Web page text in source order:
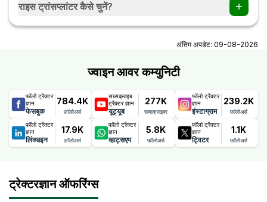
राइस ट्रांसप्लांटर कैसे चुनें?
मशीन चुनते समय खेत का आकार, कतारों के बीच की दूरी, रोपाई की गहराई, पौधों
की किस्म और आपका बजट ध्यान में रखें। इसके साथ ही मशीन का संचालन
है, यह सब भी देखना जरूरी है।
अंतिम अपडेट: 09-08-2026
ज्वाइन आवर कम्युनिटी
फॉलो ट्रैक्टर
ज्ञान
फेसबुक
784.4K
फ़ॉलोअर्स
सब्सक्राइब
ट्रैक्टर ज्ञान
यूट्यूब
277K
सब्सक्राइबर
फॉलो ट्रैक्टर
ज्ञान
इंस्टाग्राम
239.2K
फ़ॉलोअर्स
फॉलो ट्रैक्टर
ज्ञान
लिंक्डइन
17.9K
फ़ॉलोअर्स
फॉलो ट्रैक्टर
ज्ञान
व्हाट्सएप
5.8K
फ़ॉलोअर्स
फॉलो ट्रैक्टर
ज्ञान
ट्विटर
1.1K
फ़ॉलोअर्स
ट्रेक्टरज्ञान ऑफरिंग्स